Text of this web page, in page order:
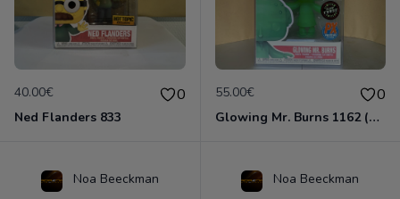
40.00€ 0
Ned Flanders 833
55.00€ 0
Glowing Mr. Burns 1162 (Chase Edition)
Noa Beeckman Noa Beeckman